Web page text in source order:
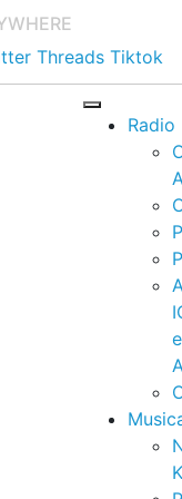
Threads Tiktok
Radio
e